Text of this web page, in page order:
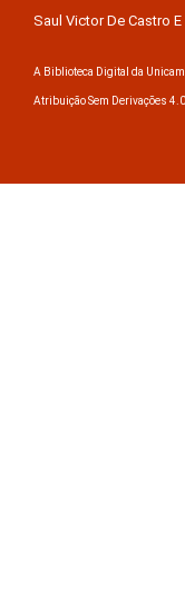
Saul Victor De Castro E
A Biblioteca Digital da
Atribuição Sem Derivações